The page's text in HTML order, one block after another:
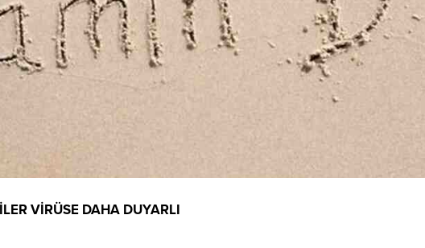
VİRÜSE DAHA DUYARLI